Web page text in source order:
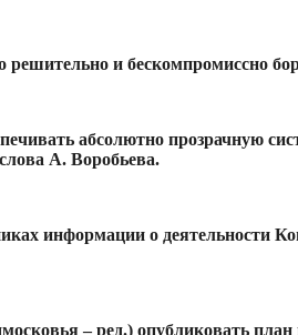
решительно и бескомпромиссно
абсолютно прозрачную
А. Воробьева.
информации о деятельности
– ред.) опубликовать план